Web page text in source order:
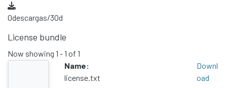
0descargas/30d
License bundle
Now showing 1 - 1 of 1
Name:
license.txt
Downl
oad